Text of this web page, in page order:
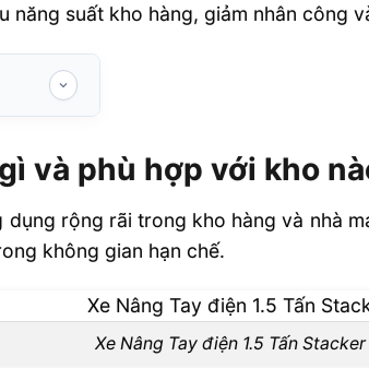
năng suất kho hàng, giảm nhân công
trong
và phù hợp với kho
rộng rãi trong kho hàng và nhà
không gian hạn chế.
Xe Nâng Tay điện 1.5 Tấn Stacker